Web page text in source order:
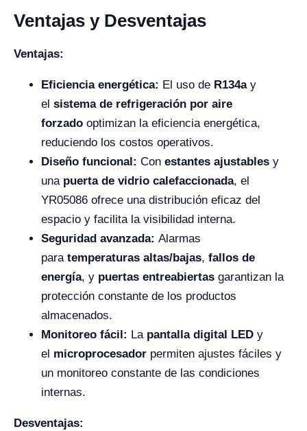
Ventajas y Desventajas
Ventajas:
Eficiencia energética: El uso de R134ay
el sistema de refrigeración por aire
forzado optimizan la eficiencia energética,
reduciendo los costos operativos.
Diseño funcional: Con estantes ajustables y
una puerta de vidrio calefaccionada, el
YR05086 ofrece una distribución eficaz del
espacio y facilita la visibilidad interna.
Seguridad avanzada: Alarmas
para temperaturas altas/bajas, fallos de
energía, y puertas entreabiertas garantizan la
protección constante de los productos
almacenados.
Monitoreo fácil: La pantalla digital LED y
el microprocesador permiten ajustes fáciles y
un monitoreo constante de las condiciones
internas.
Desventajas: